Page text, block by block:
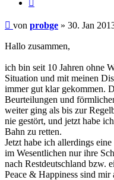
Beitrag
von probge » 30. Jan
Hallo zusammen,
ich bin seit 10 Jahren ohne
Situation und mit meinen
immer gut klar gekommen.
Beurteilungen und
weiter ging als bis zur
nie gestört, und jetzt habe
Bahn zu retten.
Jetzt habe ich allerdings
im Wesentlichen nur ihre
nach Restdeutschland bzw.
Peace & Happiness sind mir